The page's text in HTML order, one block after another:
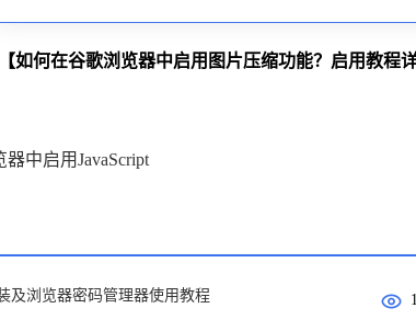
【如何在谷歌浏览器中启用图片压缩功能？启用教程详
器中启用JavaScript
及浏览器密码管理器使用教程